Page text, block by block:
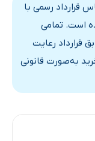
قرارداد رسمی با
است. تمامی
قرارداد رعایت
به‌صورت قانونی